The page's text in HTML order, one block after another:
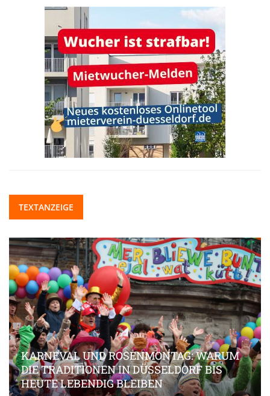
TEXTANZEIGE
KARNEVAL UND ROSENMONTAG: WARUM
DIE TRADITIONEN IN DÜSSELDORF BIS
HEUTE LEBENDIG BLEIBEN